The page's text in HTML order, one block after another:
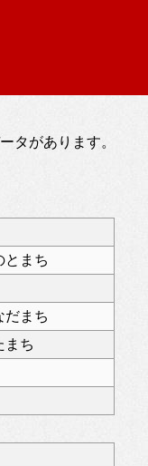
タがあります。
とまち
だまち
まち